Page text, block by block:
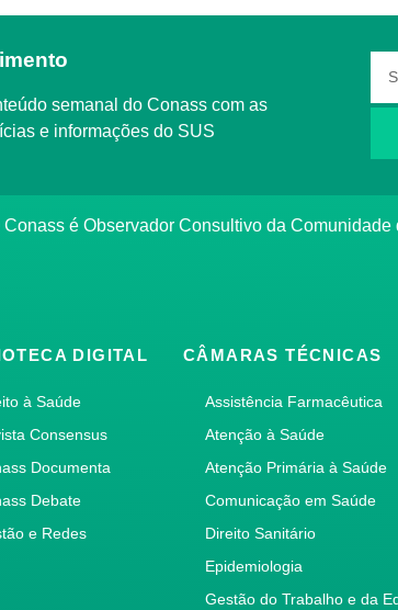
semanal do Conass com as
e informações do SUS
Conass é Observador Consultivo da
DIGITAL
à Saúde
Consensus
Documenta
Debate
e Redes
CÂMARAS TÉCNICAS
Assistência Farmacêutica
Atenção à Saúde
Atenção Primária à Saúde
Comunicação em Saúde
Direito Sanitário
Epidemiologia
Gestão do Trabalho e da